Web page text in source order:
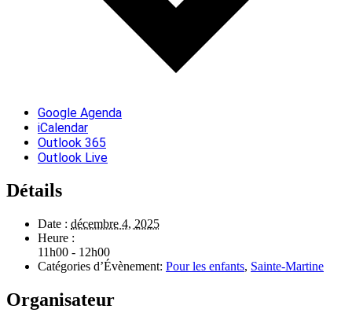
Google Agenda
iCalendar
Outlook 365
Outlook Live
Détails
Date : décembre 4, 2025
Heure :
11h00 - 12h00
Catégories d’Évènement: Pour les enfants, Sainte-Martine
Organisateur